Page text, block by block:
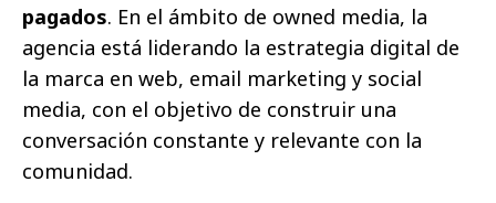
pagados. En el ámbito de owned media, la
agencia está liderando la estrategia digital de
la marca en web, email marketing y social
media, con el objetivo de construir una
conversación constante y relevante con la
comunidad.